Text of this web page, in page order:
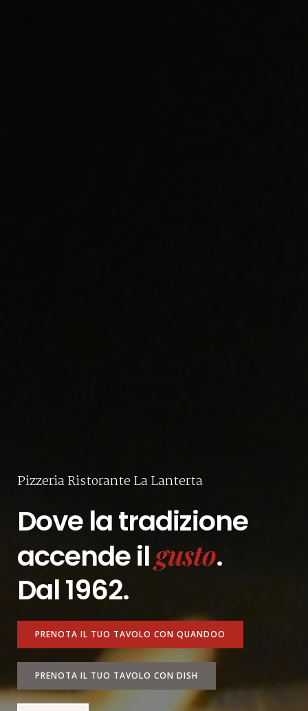
Pizzeria Ristorante La Lanterta
Dove la tradizione
accende ilgusto.
Dal 1962.
PRENOTA IL TUO TAVOLO CON QUANDOO
PRENOTA IL TUO TAVOLO CON DISH